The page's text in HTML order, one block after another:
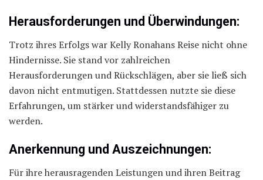
Herausforderungen und Überwindungen:
Trotz ihres Erfolgs war Kelly Ronahans Reise nicht ohne
Hindernisse. Sie stand vor zahlreichen
Herausforderungen und Rückschlägen, aber sie ließ sich
davon nicht entmutigen. Stattdessen nutzte sie diese
Erfahrungen, um stärker und widerstandsfähiger zu
werden.
Anerkennung und Auszeichnungen:
Für ihre herausragenden Leistungen und ihren Beitrag